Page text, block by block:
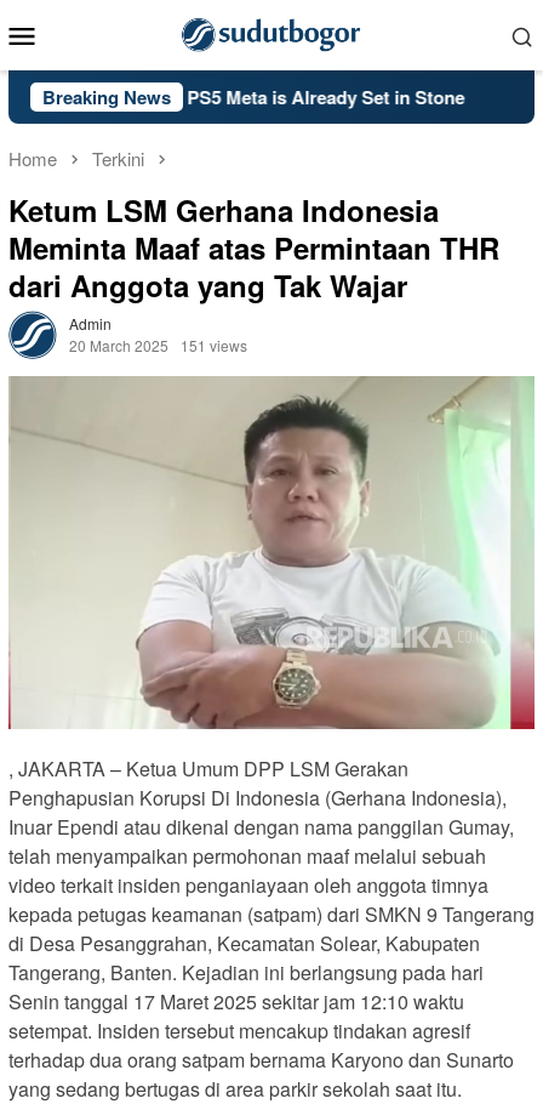
to
Menu
Breaking News
Black Ops 2’s PS5 Meta is Already Set in Stone
Home Terkini
Ketum LSM Gerhana Indonesia
Meminta Maaf atas Permintaan THR
dari Anggota yang Tak Wajar
Admin
20 March 2025
151 views
, JAKARTA – Ketua Umum DPP LSM Gerakan
Penghapusian Korupsi Di Indonesia (Gerhana Indonesia),
Inuar Ependi atau dikenal dengan nama panggilan Gumay,
telah menyampaikan permohonan maaf melalui sebuah
video terkait insiden penganiayaan oleh anggota timnya
kepada petugas keamanan (satpam) dari SMKN 9 Tangerang
di Desa Pesanggrahan, Kecamatan Solear, Kabupaten
Tangerang, Banten. Kejadian ini berlangsung pada hari
Senin tanggal 17 Maret 2025 sekitar jam 12:10 waktu
setempat. Insiden tersebut mencakup tindakan agresif
terhadap dua orang satpam bernama Karyono dan Sunarto
yang sedang bertugas di area parkir sekolah saat itu.